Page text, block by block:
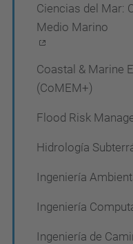
Ciencias del Mar:
Medio Marino
Coastal & Marine
(CoMEM+)
Flood Risk
Hidrología
Ingeniería
Ingeniería
Ingeniería de